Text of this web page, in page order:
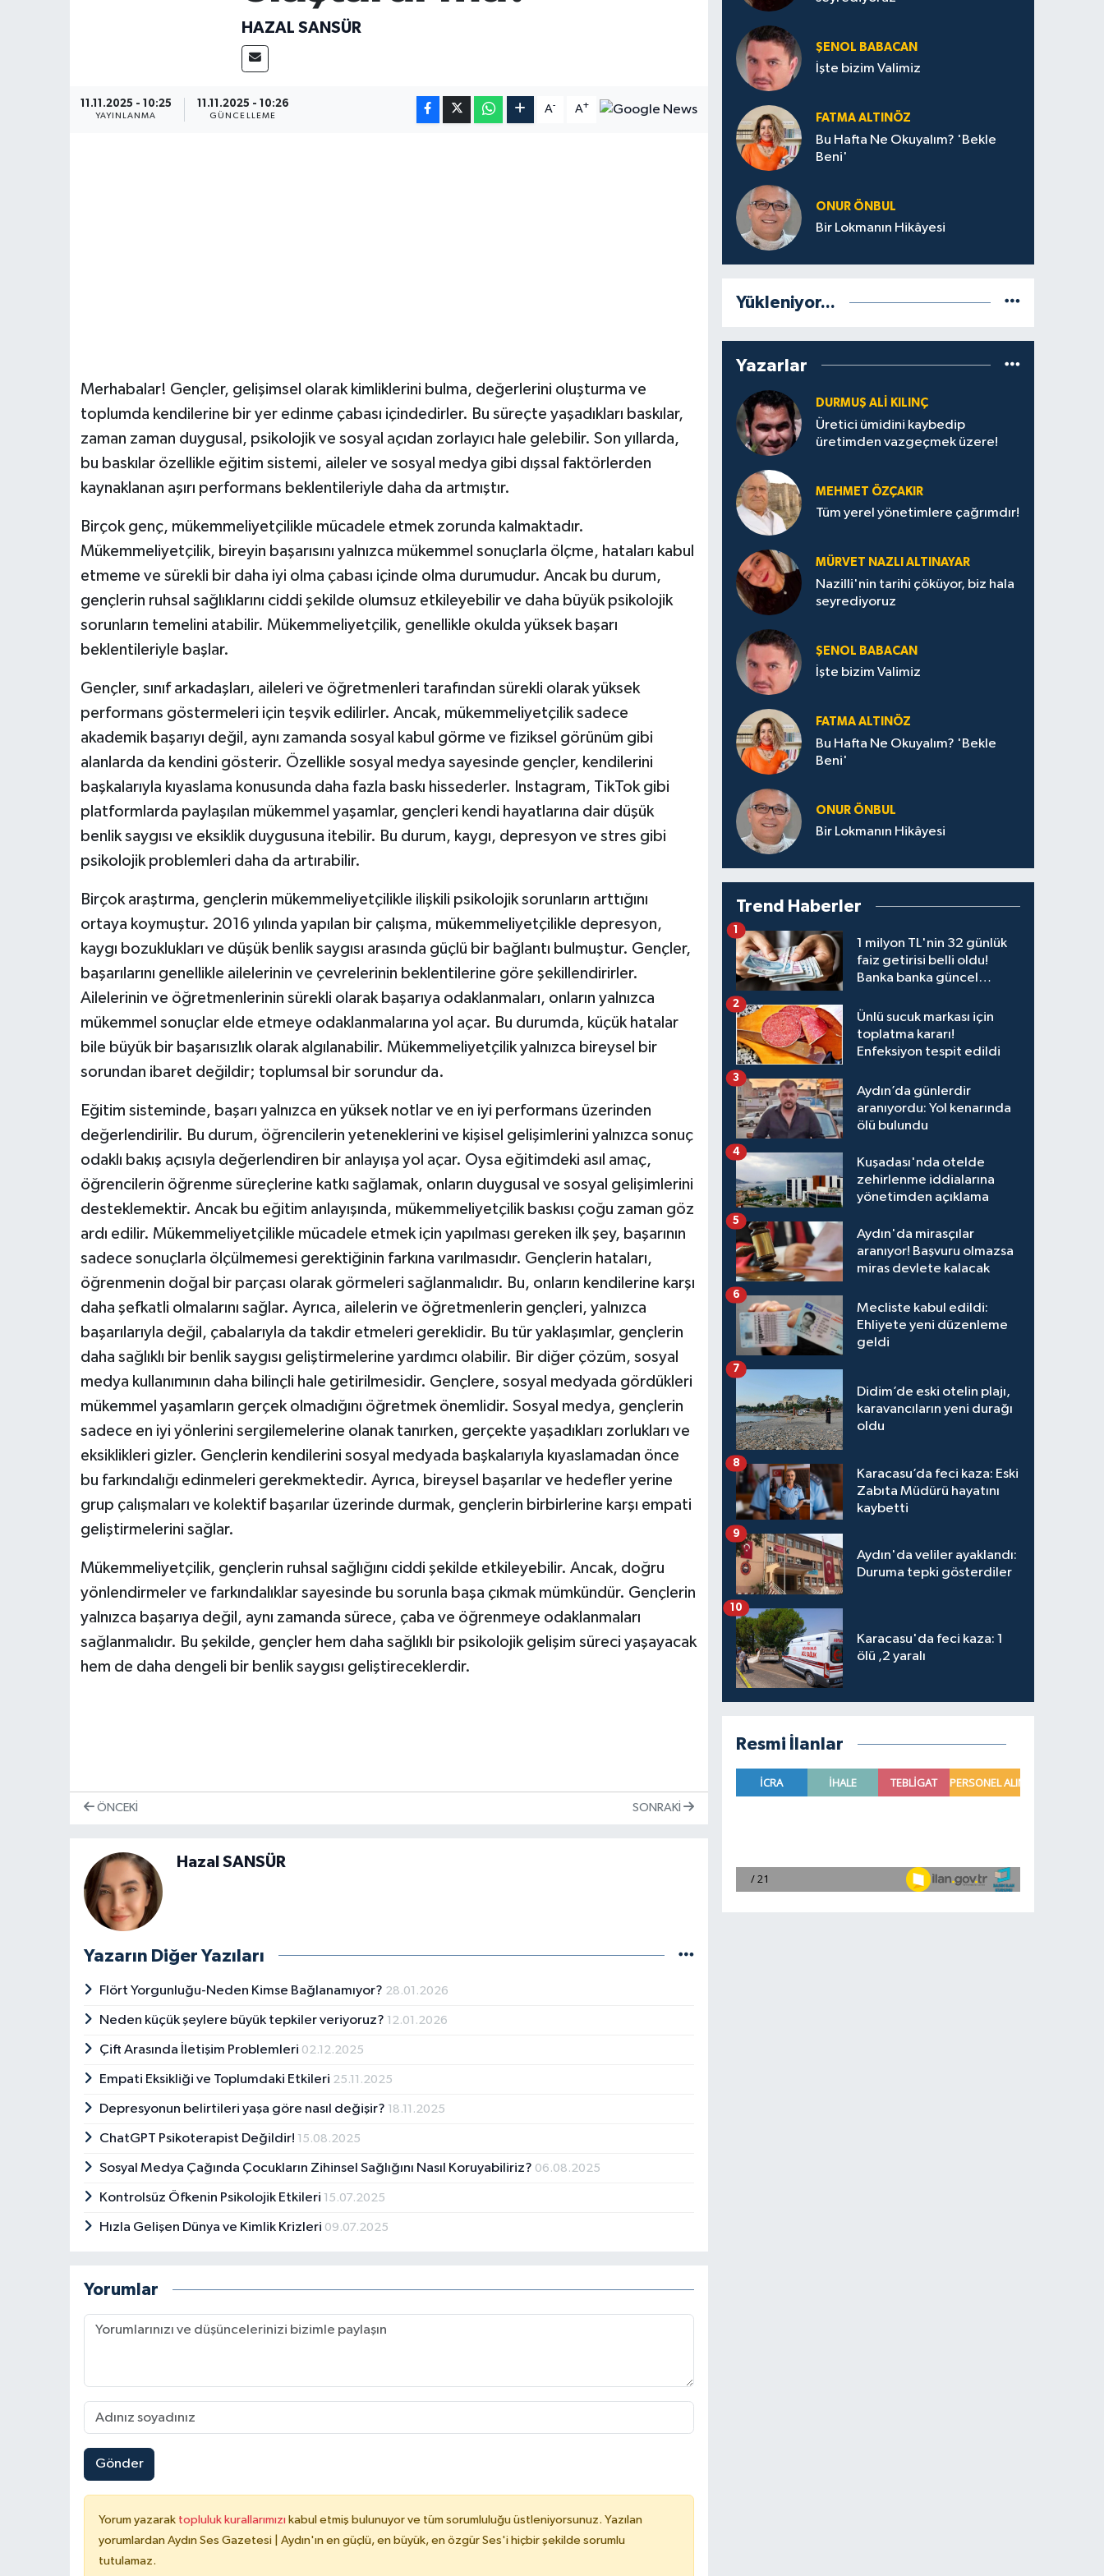
HAZAL SANSÜR
11.11.2025 - 10:25
YAYINLANMA
11.11.2025 - 10:26
GÜNCELLEME
A- A+
Merhabalar! Gençler, gelişimsel olarak kimliklerini bulma, değerlerini oluşturma ve
toplumda kendilerine bir yer edinme çabası içindedirler. Bu süreçte yaşadıkları baskılar,
zaman zaman duygusal, psikolojik ve sosyal açıdan zorlayıcı hale gelebilir. Son yıllarda,
bu baskılar özellikle eğitim sistemi, aileler ve sosyal medya gibi dışsal faktörlerden
kaynaklanan aşırı performans beklentileriyle daha da artmıştır.
Birçok genç, mükemmeliyetçilikle mücadele etmek zorunda kalmaktadır.
Mükemmeliyetçilik, bireyin başarısını yalnızca mükemmel sonuçlarla ölçme, hataları kabul
etmeme ve sürekli bir daha iyi olma çabası içinde olma durumudur. Ancak bu durum,
gençlerin ruhsal sağlıklarını ciddi şekilde olumsuz etkileyebilir ve daha büyük psikolojik
sorunların temelini atabilir. Mükemmeliyetçilik, genellikle okulda yüksek başarı
beklentileriyle başlar.
Gençler, sınıf arkadaşları, aileleri ve öğretmenleri tarafından sürekli olarak yüksek
performans göstermeleri için teşvik edilirler. Ancak, mükemmeliyetçilik sadece
akademik başarıyı değil, aynı zamanda sosyal kabul görme ve fiziksel görünüm gibi
alanlarda da kendini gösterir. Özellikle sosyal medya sayesinde gençler, kendilerini
başkalarıyla kıyaslama konusunda daha fazla baskı hissederler. Instagram, TikTok gibi
platformlarda paylaşılan mükemmel yaşamlar, gençleri kendi hayatlarına dair düşük
benlik saygısı ve eksiklik duygusuna itebilir. Bu durum, kaygı, depresyon ve stres gibi
psikolojik problemleri daha da artırabilir.
Birçok araştırma, gençlerin mükemmeliyetçilikle ilişkili psikolojik sorunların arttığını
ortaya koymuştur. 2016 yılında yapılan bir çalışma, mükemmeliyetçilikle depresyon,
kaygı bozuklukları ve düşük benlik saygısı arasında güçlü bir bağlantı bulmuştur. Gençler,
başarılarını genellikle ailelerinin ve çevrelerinin beklentilerine göre şekillendirirler.
Ailelerinin ve öğretmenlerinin sürekli olarak başarıya odaklanmaları, onların yalnızca
mükemmel sonuçlar elde etmeye odaklanmalarına yol açar. Bu durumda, küçük hatalar
bile büyük bir başarısızlık olarak algılanabilir. Mükemmeliyetçilik yalnızca bireysel bir
sorundan ibaret değildir; toplumsal bir sorundur da.
Eğitim sisteminde, başarı yalnızca en yüksek notlar ve en iyi performans üzerinden
değerlendirilir. Bu durum, öğrencilerin yeteneklerini ve kişisel gelişimlerini yalnızca sonuç
odaklı bakış açısıyla değerlendiren bir anlayışa yol açar. Oysa eğitimdeki asıl amaç,
öğrencilerin öğrenme süreçlerine katkı sağlamak, onların duygusal ve sosyal gelişimlerini
desteklemektir. Ancak bu eğitim anlayışında, mükemmeliyetçilik baskısı çoğu zaman göz
ardı edilir. Mükemmeliyetçilikle mücadele etmek için yapılması gereken ilk şey, başarının
sadece sonuçlarla ölçülmemesi gerektiğinin farkına varılmasıdır. Gençlerin hataları,
öğrenmenin doğal bir parçası olarak görmeleri sağlanmalıdır. Bu, onların kendilerine karşı
daha şefkatli olmalarını sağlar. Ayrıca, ailelerin ve öğretmenlerin gençleri, yalnızca
başarılarıyla değil, çabalarıyla da takdir etmeleri gereklidir. Bu tür yaklaşımlar, gençlerin
daha sağlıklı bir benlik saygısı geliştirmelerine yardımcı olabilir. Bir diğer çözüm, sosyal
medya kullanımının daha bilinçli hale getirilmesidir. Gençlere, sosyal medyada gördükleri
mükemmel yaşamların gerçek olmadığını öğretmek önemlidir. Sosyal medya, gençlerin
sadece en iyi yönlerini sergilemelerine olanak tanırken, gerçekte yaşadıkları zorlukları ve
eksiklikleri gizler. Gençlerin kendilerini sosyal medyada başkalarıyla kıyaslamadan önce
bu farkındalığı edinmeleri gerekmektedir. Ayrıca, bireysel başarılar ve hedefler yerine
grup çalışmaları ve kolektif başarılar üzerinde durmak, gençlerin birbirlerine karşı empati
geliştirmelerini sağlar.
Mükemmeliyetçilik, gençlerin ruhsal sağlığını ciddi şekilde etkileyebilir. Ancak, doğru
yönlendirmeler ve farkındalıklar sayesinde bu sorunla başa çıkmak mümkündür. Gençlerin
yalnızca başarıya değil, aynı zamanda sürece, çaba ve öğrenmeye odaklanmaları
sağlanmalıdır. Bu şekilde, gençler hem daha sağlıklı bir psikolojik gelişim süreci yaşayacak
hem de daha dengeli bir benlik saygısı geliştireceklerdir.
ÖNCEKI SONRAKI
Hazal SANSÜR
Yazarın Diğer Yazıları
Flört Yorgunluğu-Neden Kimse Bağlanamıyor? 28.01.2026
Neden küçük şeylere büyük tepkiler veriyoruz? 12.01.2026
Çift Arasında İletişim Problemleri 02.12.2025
Empati Eksikliği ve Toplumdaki Etkileri 25.11.2025
Depresyonun belirtileri yaşa göre nasıl değişir? 18.11.2025
ChatGPT Psikoterapist Değildir! 15.08.2025
Sosyal Medya Çağında Çocukların Zihinsel Sağlığını Nasıl Koruyabiliriz? 06.08.2025
Kontrolsüz Öfkenin Psikolojik Etkileri 15.07.2025
Hızla Gelişen Dünya ve Kimlik Krizleri 09.07.2025
Yorumlar
Gönder
Yorum yazarak topluluk kurallarımızı kabul etmiş bulunuyor ve tüm sorumluluğu üstleniyorsunuz. Yazılan
yorumlardan Aydın Ses Gazetesi | Aydın'ın en güçlü, en büyük, en özgür Ses'i hiçbir şekilde sorumlu
tutulamaz.
ŞENOL BABACAN
İşte bizim Valimiz
FATMA ALTINÖZ
Bu Hafta Ne Okuyalım? 'Bekle
Beni'
ONUR ÖNBUL
Bir Lokmanın Hikâyesi
Yükleniyor...
Yazarlar
DURMUŞ ALI KILINÇ
Üretici ümidini kaybedip
üretimden vazgeçmek üzere!
MEHMET ÖZÇAKIR
Tüm yerel yönetimlere çağrımdır!
MÜRVET NAZLI ALTINAYAR
Nazilli'nin tarihi çöküyor, biz hala
seyrediyoruz
ŞENOL BABACAN
İşte bizim Valimiz
FATMA ALTINÖZ
Bu Hafta Ne Okuyalım? 'Bekle
Beni'
ONUR ÖNBUL
Bir Lokmanın Hikâyesi
Trend Haberler
1 milyon TL'nin 32 günlük
faiz getirisi belli oldu!
Banka banka güncel
1
Ünlü sucuk markası için
toplatma kararı!
Enfeksiyon tespit edildi
2
Aydın’da günlerdir
aranıyordu: Yol kenarında
ölü bulundu
3
Kuşadası'nda otelde
zehirlenme iddialarına
yönetimden açıklama
4
Aydın'da mirasçılar
aranıyor! Başvuru olmazsa
miras devlete kalacak
5
Mecliste kabul edildi:
Ehliyete yeni düzenleme
geldi
6
Didim’de eski otelin plajı,
karavancıların yeni durağı
oldu
7
Karacasu’da feci kaza: Eski
Zabıta Müdürü hayatını
kaybetti
8
Aydın'da veliler ayaklandı:
Duruma tepki gösterdiler
9
Karacasu'da feci kaza: 1
ölü ,2 yaralı
10
Resmi İlanlar